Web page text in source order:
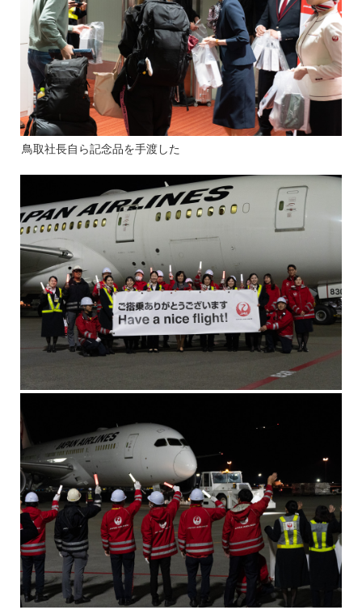
鳥取社長自ら記念品を手渡した